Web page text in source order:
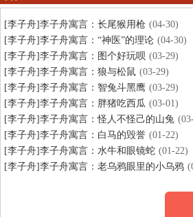
[李子舟]李子舟寓言：长尾猴用枪 (04-30)
[李子舟]李子舟寓言：“神医”的理论 (04-30)
[李子舟]李子舟寓言：图个好玩呗 (03-29)
[李子舟]李子舟寓言：狼与松鼠 (03-29)
[李子舟]李子舟寓言：智兔斗黑鹰 (03-29)
[李子舟]李子舟寓言：胖猪吃西瓜 (03-01)
[李子舟]李子舟寓言：怪人不怪己的山兔
[李子舟]李子舟寓言：白马的毁誉 (01-22)
[李子舟]李子舟寓言：水牛和眼镜蛇 (01-22)
[李子舟]李子舟寓言：老乌鸦眼里的小乌鸦